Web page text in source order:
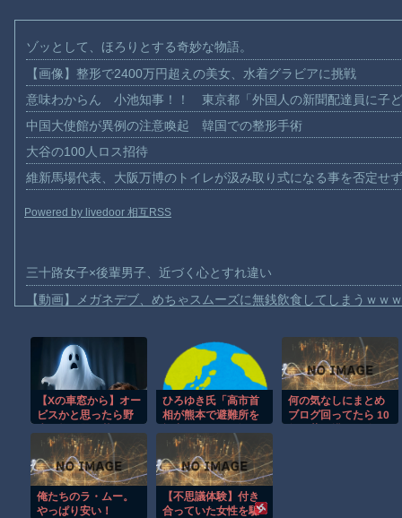
ゾッとして、ほろりとする奇妙な物語。
【画像】整形で2400万円超えの美女、水着グラビアに挑戦
意味わからん 小池知事！！ 東京都「外国人の新聞配達員に子
中国大使館が異例の注意喚起 韓国での整形手術
大谷の100人ロス招待
維新馬場代表、大阪万博のトイレが汲み取り式になる事を否定せ
Powered by livedoor 相互RSS
三十路女子×後輩男子、近づく心とすれ違い
【動画】メガネデブ、めちゃスムーズに無銭飲食してしまうｗｗ
【動画】迎撃ミサイルを避けながら船舶にドローンを突撃させる
【動画】大阪のゲリラ豪雨を生駒山の山頂から撮影したビデオが
【動画】イッヌ、煽ってしまう
【画像】地球上で最も珍しい茶色いパンダｗｗｗ
【動画】これは怖い。三重の国道23号で撮影された避けようがな
【悲報】テレ東の若手女子アナ「国民が勝手に我々取材陣にカ
【Xの車窓から】オー
ビスかと思ったら野
か
ひろゆき氏「高市首
相が熊本で避難所を
説」←見事にデマに
引っかかる
何の気なしにまとめ
ブログ回ってたら 10
俺たちのラ・ムー。
やっぱり安い！
【不思議体験】付き
合っていた女性を騙